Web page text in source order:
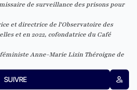
de surveillance des prisons pour
et directrice de l'Observatoire des
et en 2022, cofondatrice du Café
Anne-Marie Lizin Théroigne de
SUIVRE